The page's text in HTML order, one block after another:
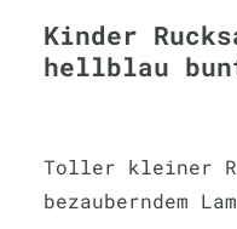
Kinder
hellblau
Toller kleiner
bezauberndem